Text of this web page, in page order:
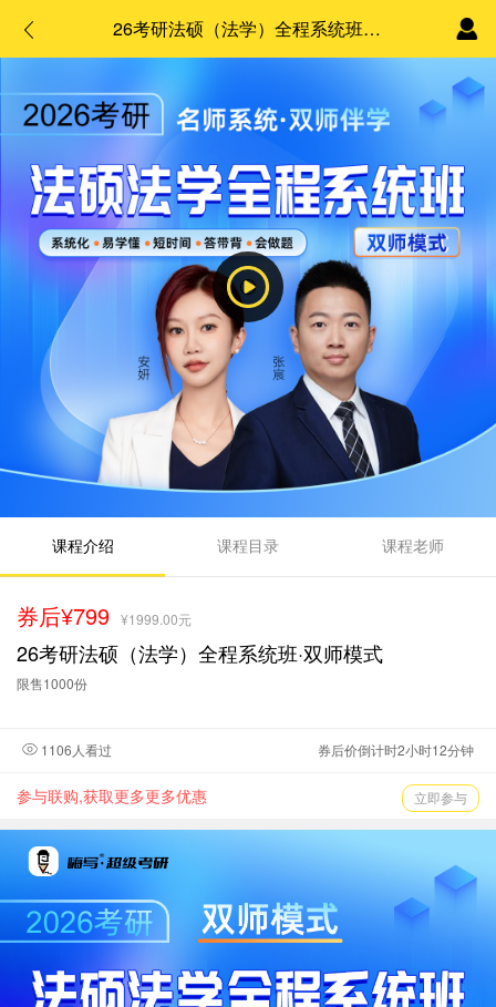
26考研法硕（法学）全程系统班·双师模式
课程介绍 课程目录 课程老师
券后¥799 ¥1999.00元
26考研法硕（法学）全程系统班·双师模式
限售1000份
1106人看过 券后价倒计时2小时12分钟
参与联购,获取更多更多优惠 立即参与